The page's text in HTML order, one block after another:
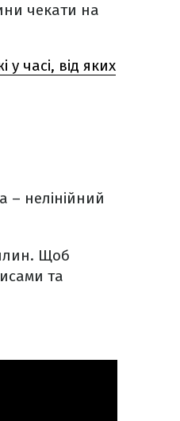
чекати на
часі, від яких
– нелінійний
Щоб
та